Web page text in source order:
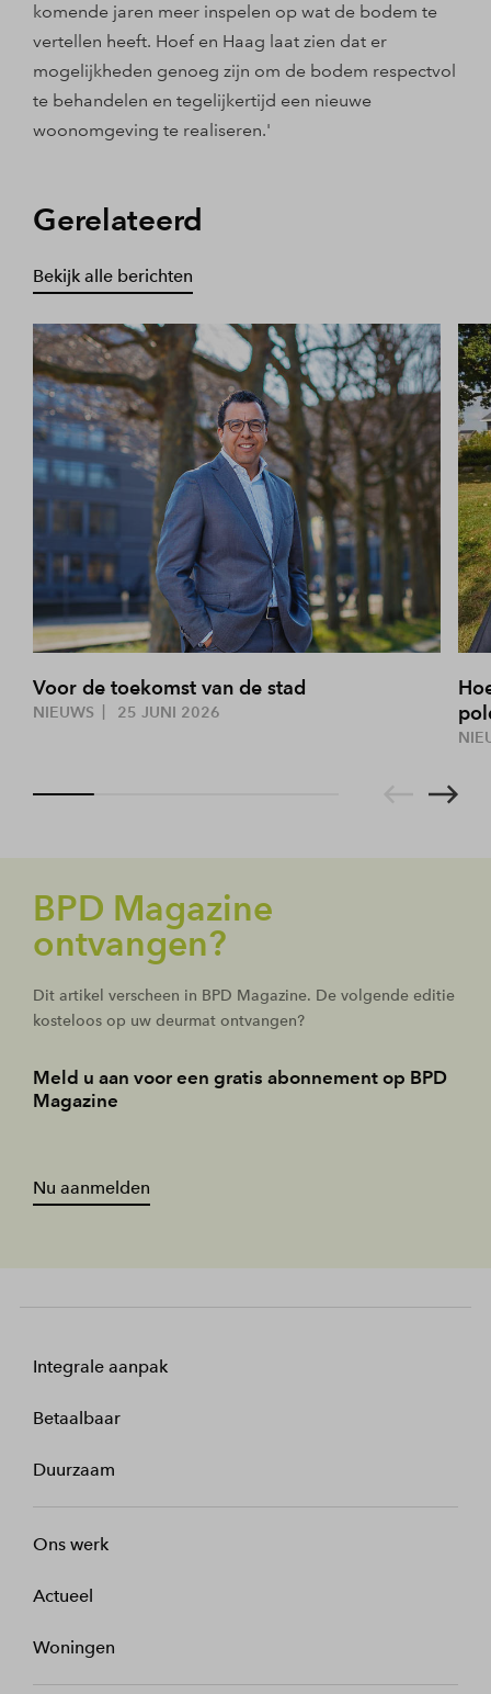
komende jaren meer inspelen op wat de bodem te
vertellen heeft. Hoef en Haag laat zien dat er
mogelijkheden genoeg zijn om de bodem respectvol
te behandelen en tegelijkertijd een nieuwe
woonomgeving te realiseren.'
Gerelateerd
Bekijk alle berichten
Voor de toekomst van de stad
NIEUWS 25 JUNI 2026
BPD Magazine
ontvangen?
Dit artikel verscheen in BPD Magazine. De volgende editie
kosteloos op uw deurmat ontvangen?
Meld u aan voor een gratis abonnement op BPD
Magazine
Nu aanmelden
Integrale aanpak
Betaalbaar
Duurzaam
Ons werk
Actueel
Woningen